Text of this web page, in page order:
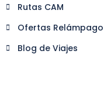
Rutas CAM
Ofertas Relámpago
Blog de Viajes